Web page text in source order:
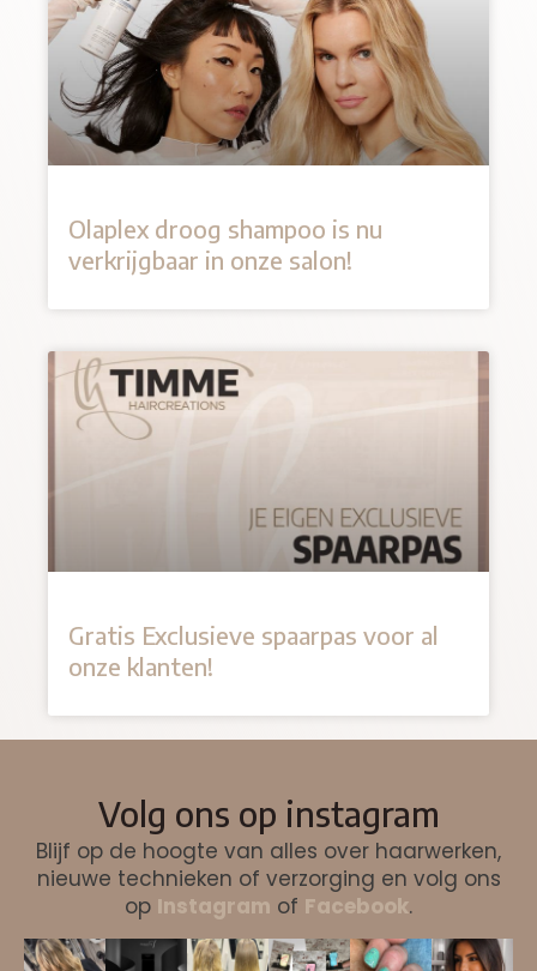
Olaplex droog shampoo is nu
verkrijgbaar in onze salon!
Gratis Exclusieve spaarpas voor al
onze klanten!
Volg ons op instagram
Blijf op de hoogte van alles over haarwerken,
nieuwe technieken of verzorging en volg ons
op Instagram of Facebook.